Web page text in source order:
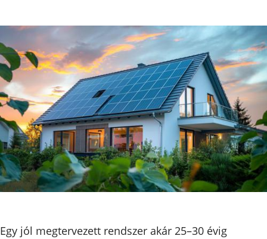
Egy jól megtervezett rendszer akár 25–30 évig